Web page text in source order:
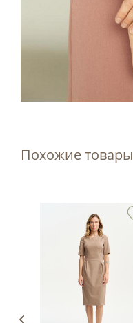
Похожие товары